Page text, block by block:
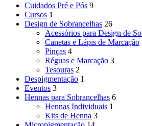
Cuidados Pré e Pós 9
Cursos 1
Design de Sobrancelhas 26
Acessórios para Design de
Canetas e Lápis de Marcação
Pinças 4
Réguas e Marcação 3
Tesouras 2
Despigmentação 1
Eventos 3
Hennas para Sobrancelhas 6
Hennas Individuais 1
Kits de Henna 3